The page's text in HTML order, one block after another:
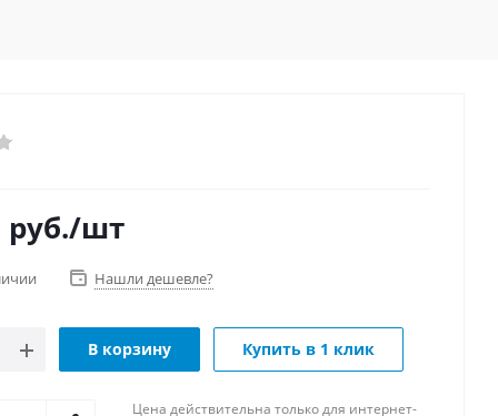
руб./шт
Нашли дешевле?
В корзину Купить в 1 клик
Цена действительна только для интернет-